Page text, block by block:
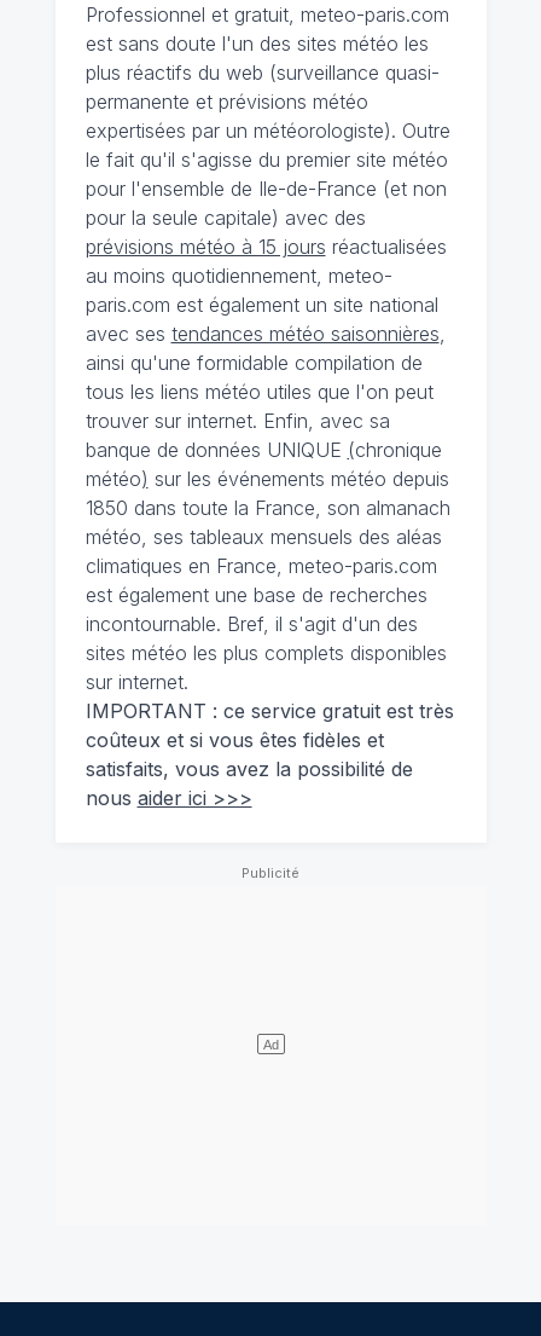
Professionnel et gratuit, meteo-paris.com
est sans doute l'un des sites météo les
plus réactifs du web (surveillance quasi-
permanente et prévisions météo
expertisées par un météorologiste). Outre
le fait qu'il s'agisse du premier site météo
pour l'ensemble de Ile-de-France (et non
pour la seule capitale) avec des
prévisions météo à 15 jours réactualisées
au moins quotidiennement, meteo-
paris.com est également un site national
avec ses tendances météo saisonnières,
ainsi qu'une formidable compilation de
tous les liens météo utiles que l'on peut
trouver sur internet. Enfin, avec sa
banque de données UNIQUE (chronique
météo) sur les événements météo depuis
1850 dans toute la France, son almanach
météo, ses tableaux mensuels des aléas
climatiques en France, meteo-paris.com
est également une base de recherches
incontournable. Bref, il s'agit d'un des
sites météo les plus complets disponibles
sur internet.
IMPORTANT : ce service gratuit est très
coûteux et si vous êtes fidèles et
satisfaits, vous avez la possibilité de
nous aider ici >>>